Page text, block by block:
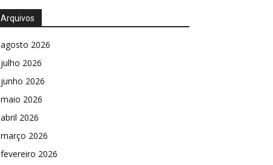
Arquivos
agosto 2026
julho 2026
junho 2026
maio 2026
abril 2026
março 2026
fevereiro 2026